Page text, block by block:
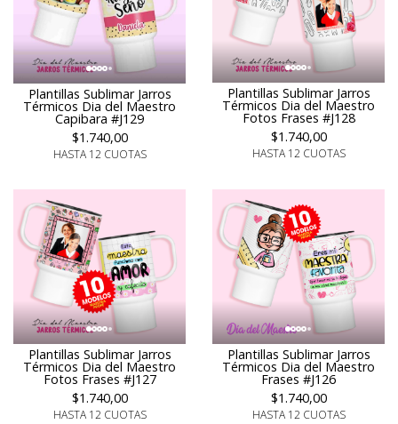
Plantillas Sublimar Jarros
Térmicos Dia del Maestro
Capibara #J129
$1.740,00
HASTA 12 CUOTAS
Plantillas Sublimar Jarros
Térmicos Dia del Maestro
Fotos Frases #J128
$1.740,00
HASTA 12 CUOTAS
Plantillas Sublimar Jarros
Térmicos Dia del Maestro
Fotos Frases #J127
$1.740,00
HASTA 12 CUOTAS
Plantillas Sublimar Jarros
Térmicos Dia del Maestro
Frases #J126
$1.740,00
HASTA 12 CUOTAS